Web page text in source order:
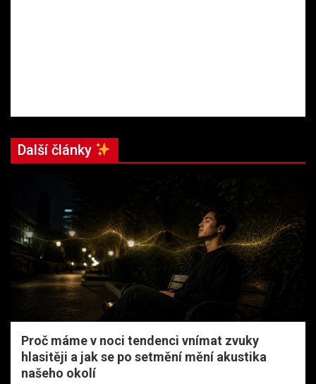
Další články
Proč máme v noci tendenci vnímat zvuky
hlasitěji a jak se po setmění mění akustika
našeho okolí